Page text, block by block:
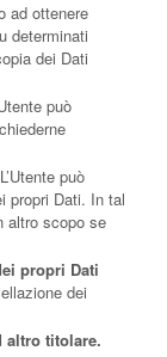
ad ottenere
determinati
dei Dati
può
L’Utente può
propri Dati. In tal
altro scopo se
propri Dati
dei
altro titolare.